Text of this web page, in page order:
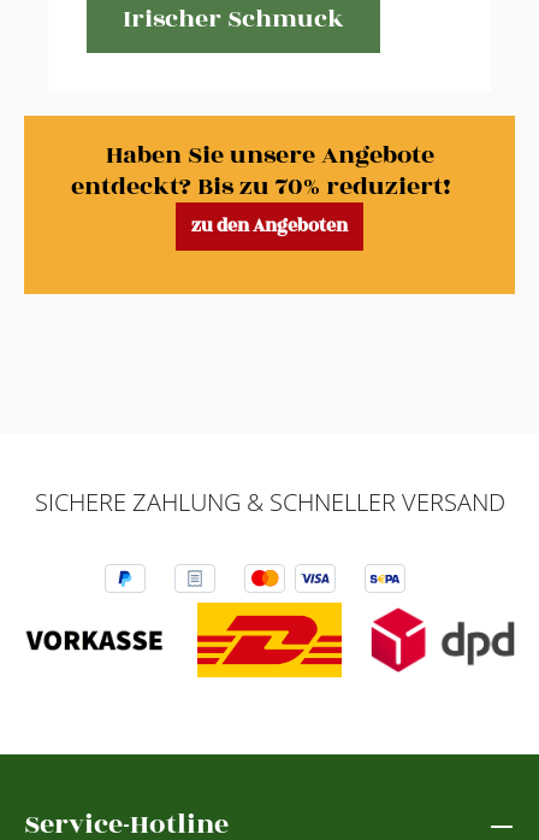
Irischer Schmuck
Haben Sie unsere Angebote
entdeckt? Bis zu 70% reduziert!
zu den Angeboten
SICHERE ZAHLUNG & SCHNELLER VERSAND
Service-Hotline